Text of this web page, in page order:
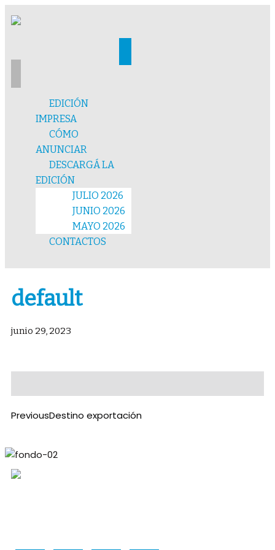
EDICIÓN
IMPRESA
CÓMO
ANUNCIAR
DESCARGÁ LA
EDICIÓN
JULIO 2026
JUNIO 2026
MAYO 2026
CONTACTOS
default
junio 29, 2023
PreviousDestino exportación